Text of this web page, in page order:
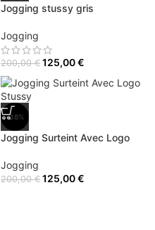
Jogging stussy gris
Jogging
200,00€ 125,00€
-38%
Jogging Surteint Avec Logo
Jogging
200,00€ 125,00€